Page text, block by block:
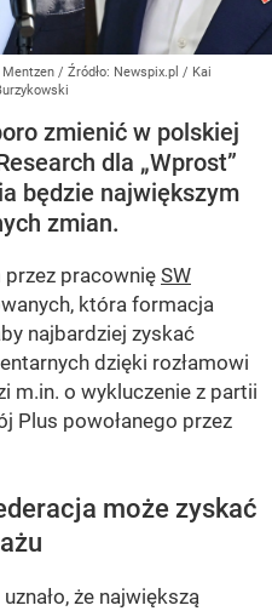
Mentzen / Źródło: Newspix.pl / Kai
zmienić w polskiej
dla „Wprost”
będzie największym
zmian.
pracownię SW
która formacja
najbardziej zyskać
dzięki rozłamowi
m.in. o wykluczenie z partii
Plus powołanego przez
może zyskać
że największą